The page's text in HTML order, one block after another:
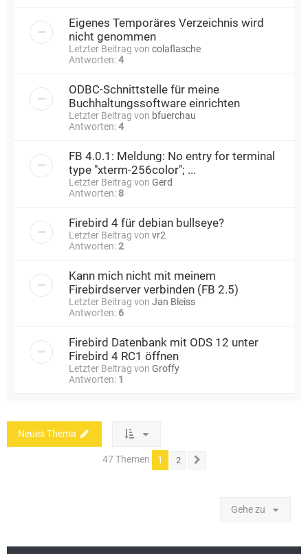
Eigenes Temporäres Verzeichnis wird
nicht genommen
Letzter Beitrag von colaflasche
Antworten:4
ODBC-Schnittstelle für meine
Buchhaltungssoftware einrichten
Letzter Beitrag von bfuerchau
Antworten:4
FB 4.0.1: Meldung: No entry for terminal
type "xterm-256color"; ...
Letzter Beitrag von Gerd
Antworten: 8
Firebird 4 für debian bullseye?
Letzter Beitrag von vr2
Antworten:2
Kann mich nicht mit meinem
Firebirdserver verbinden (FB 2.5)
Letzter Beitrag von Jan Bleiss
Antworten: 6
Firebird Datenbank mit ODS 12 unter
Firebird 4 RC1 öffnen
Letzter Beitrag von Groffy
Antworten: 1
Neues Thema
47 Themen 1 2
Gehe zu